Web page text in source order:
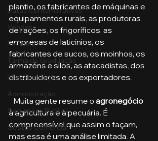
Datas Comemorativas
Vendas
Pecuária
Turma de Graduação
Pós-Graduação
Administração
Segurança Publica
Gestão Comercial
plantio, os fabricantes de máquinas e
equipamentos rurais, as produtoras
de rações, os frigoríficos, as
empresas de laticínios, os
fabricantes de sucos, os moinhos, os
armazéns e silos, as atacadistas, dos
distribuidores e os exportadores.
   Muita gente resume o
agronegócio
à agricultura e à pecuária. É
compreensível que assim o façam,
mas essa é uma análise limitada. A